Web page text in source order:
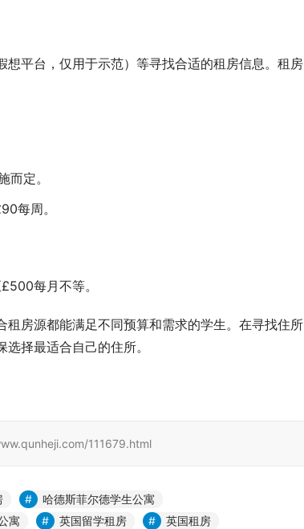
平台，仅用于示范）等寻找合适的租房信息。租房
定。
每周。
每月不等。
房源都能满足不同预算和需求的学生。在寻找住所
择最适合自己的住所。
111679.html
哈德斯菲尔德学生公寓
寓 英国留学租房 英国租房